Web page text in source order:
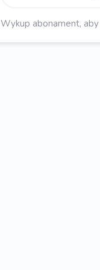
Wykup abonament,